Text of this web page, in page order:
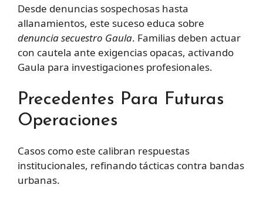
Desde denuncias sospechosas hasta
allanamientos, este suceso educa sobre
denuncia secuestro Gaula. Familias deben actuar
con cautela ante exigencias opacas, activando
Gaula para investigaciones profesionales.
Precedentes Para Futuras
Operaciones
Casos como este calibran respuestas
institucionales, refinando tácticas contra bandas
urbanas.